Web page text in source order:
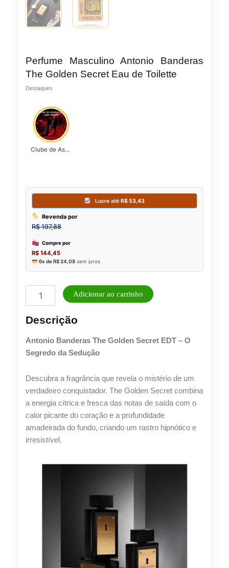
Perfume Masculino Antonio Banderas
The Golden Secret Eau de Toilette
Destaques
Clube de Assinatura Lady Griffe
Revenda por
144,45
Masculino
Banderas
Golden
Secret
Toilette
quantidade
Adicionar ao carrinho
Descrição
Antonio Banderas The Golden Secret EDT – O
Segredo da Sedução
Descubra a fragrância que revela o mistério de um
verdadeiro conquistador. The Golden Secret combina
a energia cítrica e fresca das notas de saída com o
calor picante do coração e a profundidade
amadeirada do fundo, criando um rastro hipnótico e
irresistível.